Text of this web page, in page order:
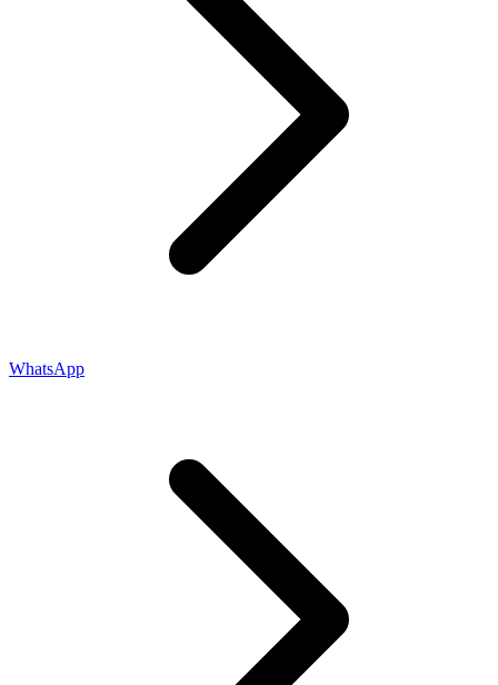
WhatsApp